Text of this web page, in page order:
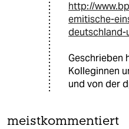
http://
emitische-
deutschland-
Geschrieben
Kolleginnen
und von der
meistkommentiert